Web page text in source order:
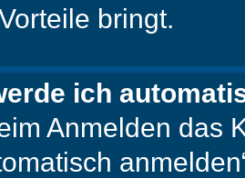
bringt.
ich
Anmelden das